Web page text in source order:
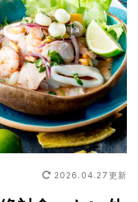
2026.04.27 更新